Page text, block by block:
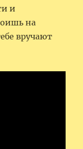
и
на
вручают